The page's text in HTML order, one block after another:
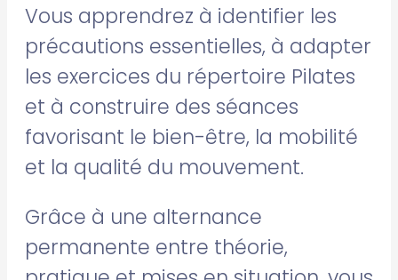
Vous apprendrez à identifier les
précautions essentielles, à adapter
les exercices du répertoire Pilates
et à construire des séances
favorisant le bien-être, la mobilité
et la qualité du mouvement.
Grâce à une alternance
permanente entre théorie,